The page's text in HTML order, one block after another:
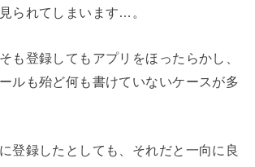
られてしまいます…。
も登録してもアプリをほったらかし、
ルも殆ど何も書けていないケースが多
登録したとしても、それだと一向に良